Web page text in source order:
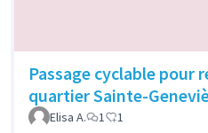
Passage cyclable pour
quartier Sainte-
Elisa A. 1 1